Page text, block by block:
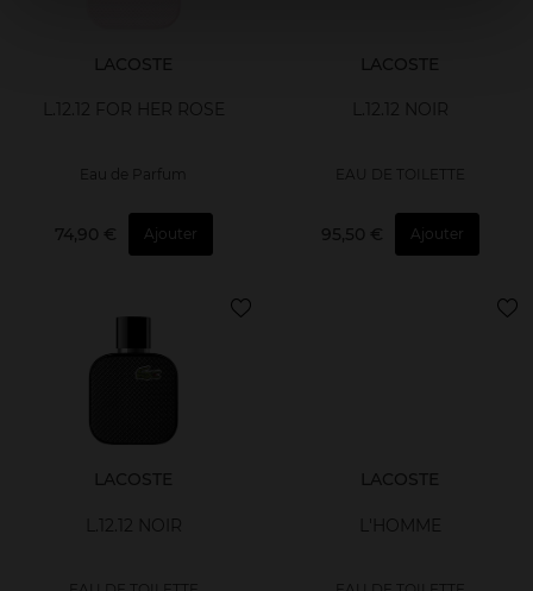
LACOSTE
L.12.12 FOR HER ROSE
Eau de Parfum
74,90 € Ajouter
LACOSTE
L.12.12 NOIR
EAU DE TOILETTE
95,50 € Ajouter
LACOSTE
L.12.12 NOIR
LACOSTE
L'HOMME